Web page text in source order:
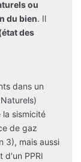
ou
du bien. Il
des
dans un
sismicité
de gaz
3), mais aussi
d'un PPRI